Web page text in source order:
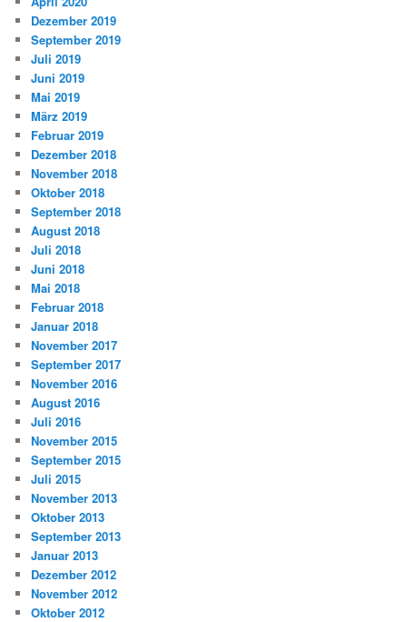
Dezember 2019
September 2019
Juli 2019
Juni 2019
Mai 2019
März 2019
Februar 2019
Dezember 2018
November 2018
Oktober 2018
September 2018
August 2018
Juli 2018
Juni 2018
Mai 2018
Februar 2018
Januar 2018
November 2017
September 2017
November 2016
August 2016
Juli 2016
November 2015
September 2015
Juli 2015
November 2013
Oktober 2013
September 2013
Januar 2013
Dezember 2012
November 2012
Oktober 2012